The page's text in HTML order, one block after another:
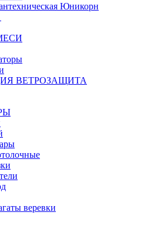
Юникорн
ВЕТРОЗАЩИТА
веревки